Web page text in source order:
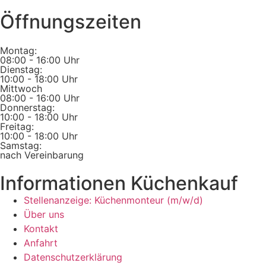
Öffnungszeiten
Montag:
08:00 - 16:00 Uhr
Dienstag:
10:00 - 18:00 Uhr
Mittwoch
08:00 - 16:00 Uhr
Donnerstag:
10:00 - 18:00 Uhr
Freitag:
10:00 - 18:00 Uhr
Samstag:
nach Vereinbarung
Informationen Küchenkauf
Stellenanzeige: Küchenmonteur (m/w/d)
Über uns
Kontakt
Anfahrt
Datenschutzerklärung